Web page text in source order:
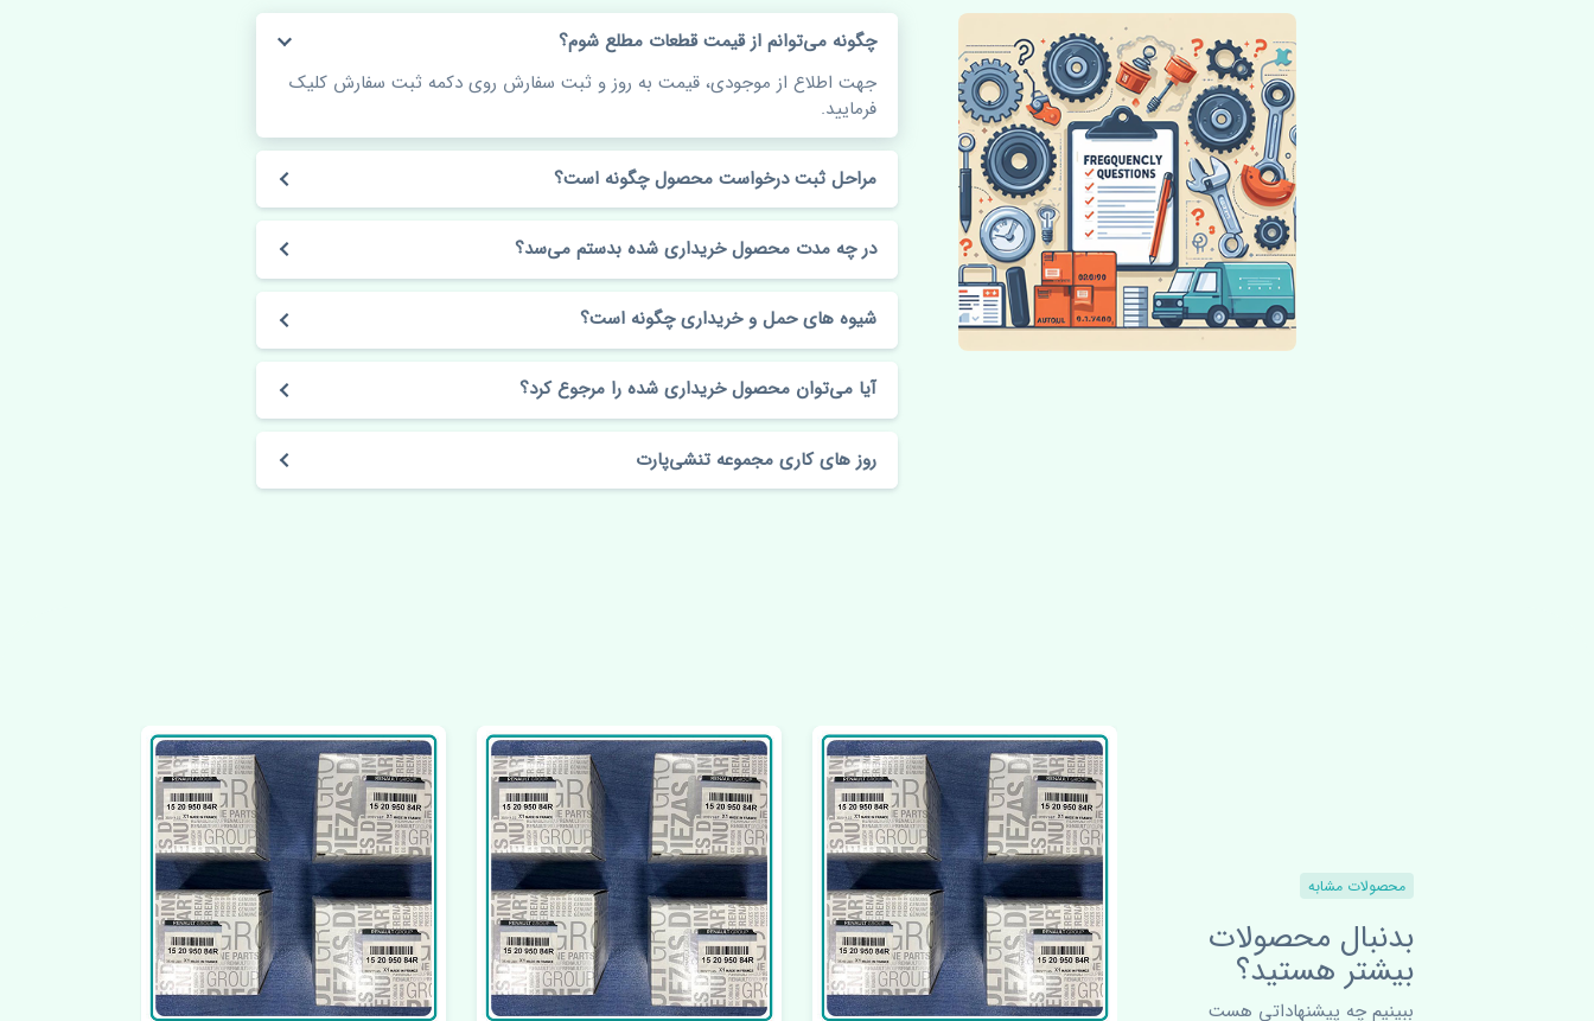
چگونه می‌توانم از قیمت قطعات مطلع شوم؟
جهت اطلاع از موجودی، قیمت به روز و ثبت سفارش روی دکمه ثبت سفارش کلیک
فرمایید.
مراحل ثبت درخواست محصول چگونه است؟
در چه مدت محصول خریداری شده بدستم می‌سد؟
شیوه های حمل و خریداری چگونه است؟
آیا می‌توان محصول خریداری شده را مرجوع کرد؟
روز های کاری مجموعه تنشی‌پارت
محصولات مشابه
بدنبال محصولات
بیشتر هستید؟
ببینیم چه پیشنهاداتی هست